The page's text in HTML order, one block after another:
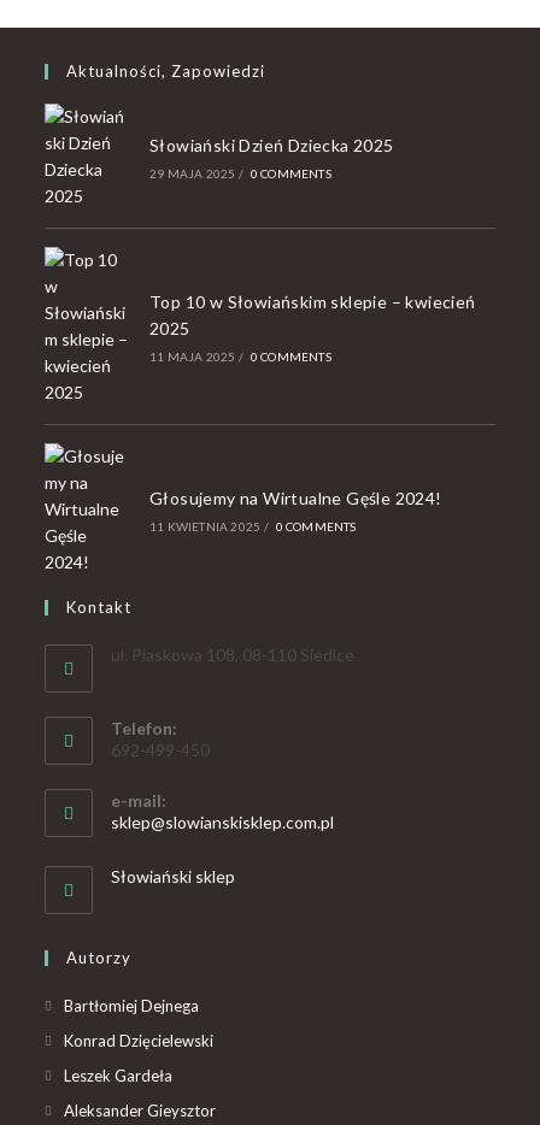
Aktualności, Zapowiedzi
Słowiański Dzień Dziecka 2025
29 MAJA 2025 / 0 COMMENTS
Top 10 w Słowiańskim sklepie – kwiecień
2025
11 MAJA 2025 / 0 COMMENTS
Głosujemy na Wirtualne Gęśle 2024!
11 KWIETNIA 2025 / 0 COMMENTS
Kontakt
ul. Piaskowa 108, 08-110 Siedlce
Telefon:
692-499-450
e-mail:
sklep@slowianskisklep.com.pl
Słowiański sklep
Autorzy
Bartłomiej Dejnega
Konrad Dzięcielewski
Leszek Gardeła
Aleksander Gieysztor